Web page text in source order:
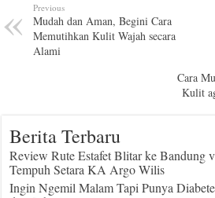
Previous
Mudah dan Aman, Begini Cara
Memutihkan Kulit Wajah secara
Alami
Cara
Kulit
Berita Terbaru
Review Rute Estafet Blitar ke Bandung
Tempuh Setara KA Argo Wilis
Ingin Ngemil Malam Tapi Punya